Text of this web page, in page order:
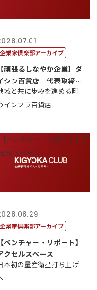
企業家倶楽部アーカイブ
【頑張るしなやか企業】ダ
シン百貨店 代表取締役
長 西山 ...
域と共に歩みを進める町
インフラ百貨店
企業家倶楽部アーカイブ
【ベンチャー・リポート】
クセルスペース
本初の量産衛星打ち上げ